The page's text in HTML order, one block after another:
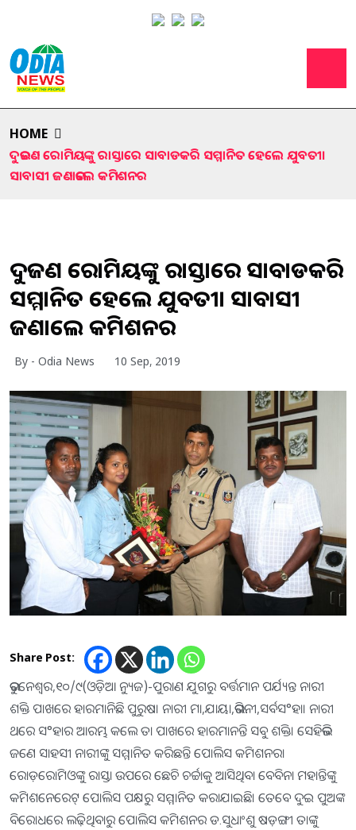
HOME
ଦୁଇଜଣ ରୋମିୟଙ୍କୁ ରାସ୍ତାରେ ସାବାଡକରି ସମ୍ମାନିତ ହେଲେ ଯୁବତୀ।
ସାବାସୀ ଜଣାଇଲେ କମିଶନର
ଦୁଇଜଣ ରୋମିୟଙ୍କୁ ରାସ୍ତାରେ ସାବାଡକରି
ସମ୍ମାନିତ ହେଲେ ଯୁବତୀ। ସାବାସୀ
ଜଣାଇଲେ କମିଶନର
By - Odia News 10 Sep, 2019
Share Post:
ଭୁବନେଶ୍ୱର,୧୦/୯(ଓଡ଼ିଆ ନ୍ୟୁଜ)-ପୁରାଣ ଯୁଗରୁ ବର୍ତ୍ତମାନ ପର୍ଯ୍ୟନ୍ତ ନାରୀ
ଶକ୍ତି ପାଖରେ ହାରମାନିଛି ପୁରୁଷ। ନାରୀ ମା,ଯାୟା,ଭଗିନୀ,ସର୍ବସ°ହା। ନାରୀ
ଥରେ ସ°ହାର ଆରମ୍ଭ କଲେ ତା ପାଖରେ ହାରମାନନ୍ତି ସବୁ ଶକ୍ତି। ସେହିଭଳି
ଜଣେ ସାହସୀ ନାରୀଙ୍କୁ ସମ୍ମାନିତ କରିଛନ୍ତି ପୋଲିସ କମିଶନର।
ରୋଡ଼ରୋମିଓଙ୍କୁ ରାସ୍ତା ଉପରେ ଛେଚି ଚର୍ଚ୍ଚାକୁ ଆସିଥିବା ବେବିନା ମହାନ୍ତିଙ୍କୁ
କମିଶନେରେଟ୍‌ ପୋଲିସ ପକ୍ଷରୁ ସମ୍ମାନିତ କରାଯାଇଛି। ତେବେ ଦୁଇ ପୁଅଙ୍କ
ବିରୋଧରେ ଲଢ଼ିଥିବାରୁ ପୋଲିସ କମିଶନର ଡ.ସୁଧାଂଶୁ ଷଡ଼ଙ୍ଗୀ ତାଙ୍କୁ